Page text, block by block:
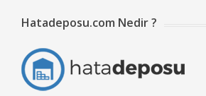
Hatadeposu.com Nedir ?